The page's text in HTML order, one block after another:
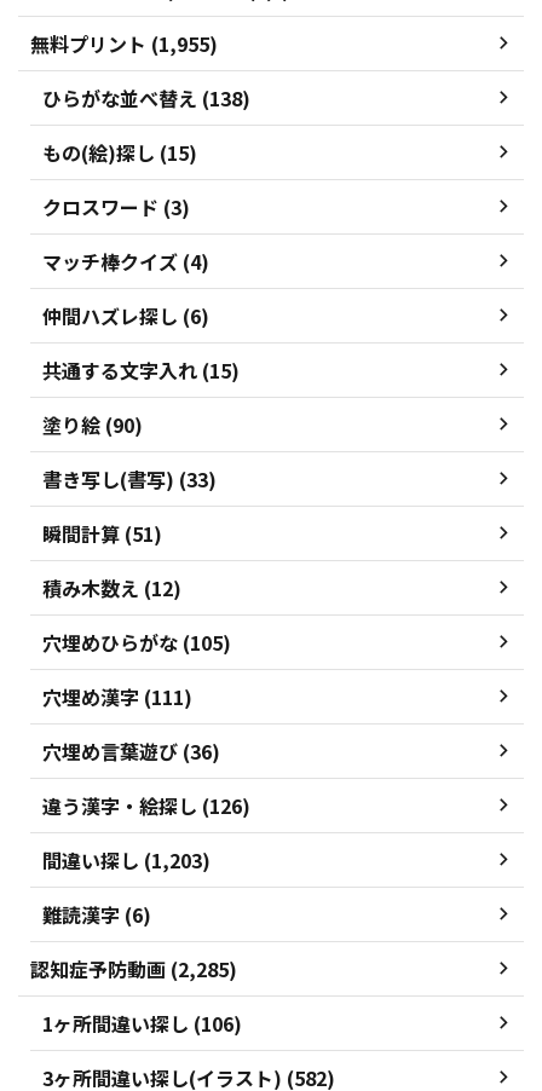
無料プリント (1,955)
ひらがな並べ替え (138)
もの(絵)探し (15)
クロスワード (3)
マッチ棒クイズ (4)
仲間ハズレ探し (6)
共通する文字入れ (15)
塗り絵 (90)
書き写し(書写) (33)
瞬間計算 (51)
積み木数え (12)
穴埋めひらがな (105)
穴埋め漢字 (111)
穴埋め言葉遊び (36)
違う漢字・絵探し (126)
間違い探し (1,203)
難読漢字 (6)
認知症予防動画 (2,285)
1ヶ所間違い探し (106)
3ヶ所間違い探し(イラスト) (582)